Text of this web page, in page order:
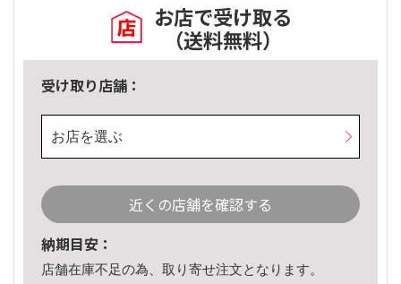
お店で受け取る
（送料無料）
受け取り店舗：
お店を選ぶ
近くの店舗を確認する
納期目安：
店舗在庫不足の為、取り寄せ注文となります。